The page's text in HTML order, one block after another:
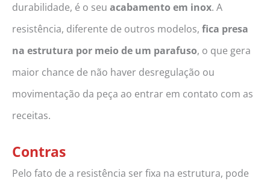
durabilidade, é o seu acabamento em inox. A
resistência, diferente de outros modelos, fica presa
na estrutura por meio de um parafuso, o que gera
maior chance de não haver desregulação ou
movimentação da peça ao entrar em contato com as
receitas.
Contras
Pelo fato de a resistência ser fixa na estrutura, pode